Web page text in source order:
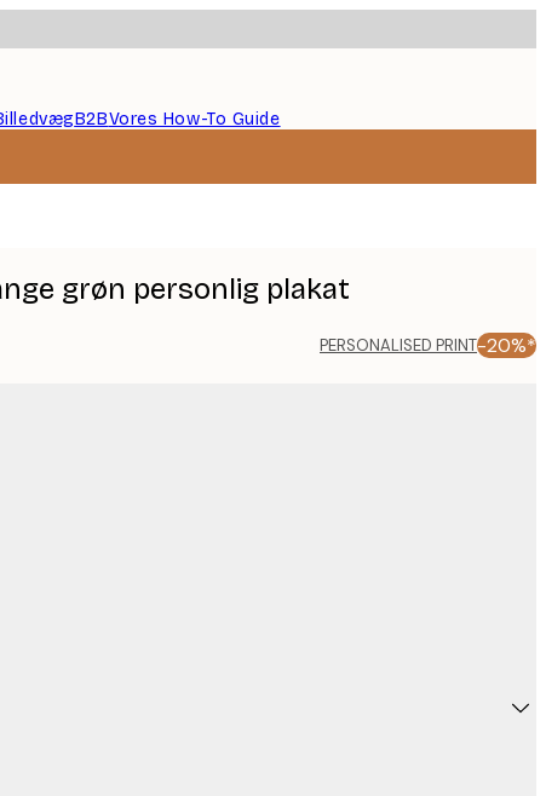
B2BVores How-To Guide
grøn personlig plakat
PERSONALISED PRINT-20%*